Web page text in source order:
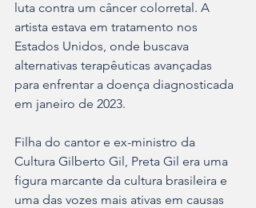
luta contra um câncer colorretal. A
artista estava em tratamento nos
Estados Unidos, onde buscava
alternativas terapêuticas avançadas
para enfrentar a doença diagnosticada
em janeiro de 2023.
Filha do cantor e ex-ministro da
Cultura Gilberto Gil, Preta Gil era uma
figura marcante da cultura brasileira e
uma das vozes mais ativas em causas